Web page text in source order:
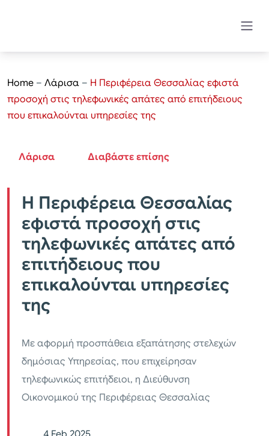
Home – Λάρισα – Η Περιφέρεια Θεσσαλίας εφιστά
προσοχή στις τηλεφωνικές απάτες από επιτήδειους
που επικαλούνται υπηρεσίες της
Λάρισα Διαβάστε επίσης
Η Περιφέρεια Θεσσαλίας
εφιστά προσοχή στις
τηλεφωνικές απάτες από
επιτήδειους που
επικαλούνται υπηρεσίες
της
Με αφορμή προσπάθεια εξαπάτησης στελεχών
δημόσιας Υπηρεσίας, που επιχείρησαν
τηλεφωνικώς επιτήδειοι, η Διεύθυνση
Οικονομικού της Περιφέρειας Θεσσαλίας